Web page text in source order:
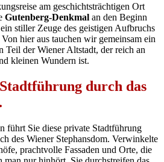
am geschichtsträchtigen Ort
Gutenberg-Denkmal an den Beginn
stiller Zeuge des geistigen Aufbruchs
hier aus tauchen wir gemeinsam ein
Teil der Wiener Altstadt, der reich an
kleinen Wundern ist.
durch das
führt Sie diese private Stadtführung
des Wiener Stephansdom. Verwinkelte
prachtvolle Fassaden und Orte, die